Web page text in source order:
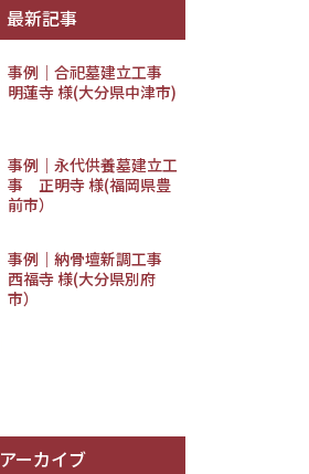
最新記事
事例│合祀墓建立工事
明蓮寺 様(大分県中津市)
事例｜永代供養墓建立工
事 正明寺 様(福岡県豊
前市）
事例｜納骨壇新調工事
西福寺 様(大分県別府
市）
アーカイブ